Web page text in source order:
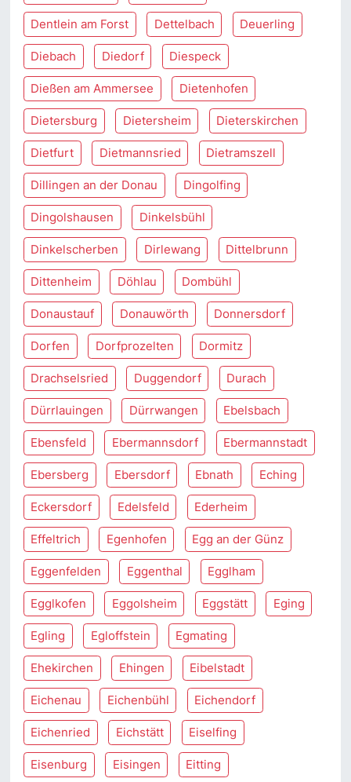
Dentlein am Forst Dettelbach Deuerling
Diebach Diedorf Diespeck
Dießen am Ammersee Dietenhofen
Dietersburg Dietersheim Dieterskirchen
Dietfurt Dietmannsried Dietramszell
Dillingen an der Donau Dingolfing
Dingolshausen Dinkelsbühl
Dinkelscherben Dirlewang Dittelbrunn
Dittenheim Döhlau Dombühl
Donaustauf Donauwörth Donnersdorf
Dorfen Dorfprozelten Dormitz
Drachselsried Duggendorf Durach
Dürrlauingen Dürrwangen Ebelsbach
Ebensfeld Ebermannsdorf Ebermannstadt
Ebersberg Ebersdorf Ebnath Eching
Eckersdorf Edelsfeld Ederheim
Effeltrich Egenhofen Egg an der Günz
Eggenfelden Eggenthal Egglham
Egglkofen Eggolsheim Eggstätt Eging
Egling Egloffstein Egmating
Ehekirchen Ehingen Eibelstadt
Eichenau Eichenbühl Eichendorf
Eichenried Eichstätt Eiselfing
Eisenburg Eisingen Eitting